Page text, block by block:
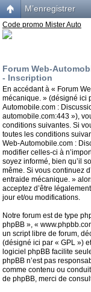
M’enregistrer
Code promo Mister Auto
Forum Web-
- Inscription
En accédant à « Forum
mécanique. » (désigné ici
Automobile.com :
automobile.com:443 »),
conditions suivantes. Si
toutes les conditions
Web-Automobile.com :
modifier celles-ci à
soyez informé, bien qu’il
même. Si vous continuez
entraide mécanique. »
acceptez d’être
jour et/ou modifications.
Notre forum est de type
phpBB », «
un script libre de forum,
(désigné ici par « GPL »)
logiciel phpBB facilite
phpBB n’est pas
comme contenu ou
de phpBB, merci de